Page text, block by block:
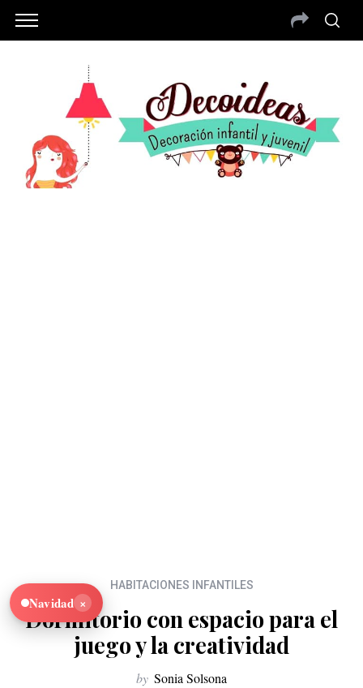
HABITACIONES INFANTILES
Dormitorio con espacio para el
juego y la creatividad
by Sonia Solsona
Navidad ×